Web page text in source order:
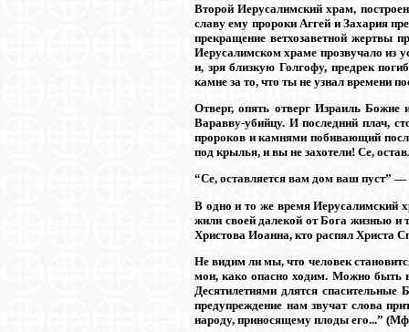
Второй Иерусалимский храм,
славу ему пророки Аггей и Захария
прекращение ветхозаветной жертвы
Иерусалимском храме прозвучало из
и, зря близкую Голгофу, предрек
камне за то, что ты не узнал времени
Отверг, опять отверг Израиль Божие
Варавву-убийцу. И последний плач,
пророков и камнями побивающий
под крылья, и вы не захотели! Се,
“Се, оставляется вам дом ваш пуст”
В одно и то же время Иерусалимский
жили своей далекой от Бога жизнью и
Христова Иоанна, кто распял Христа
Не видим ли мы, что человек
мои, како опасно ходим. Можно быть
Десятилетиями длятся спасительные
предупреждение нам звучат слова
народу, приносящему плоды его...”